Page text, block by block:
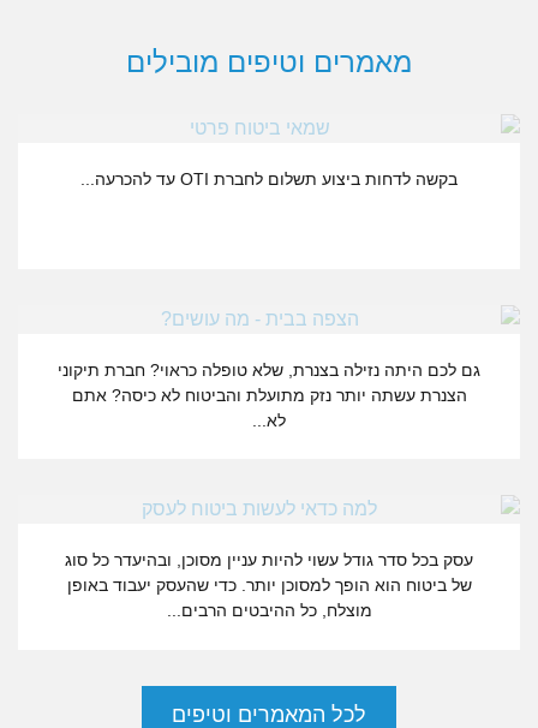
מאמרים וטיפים מובילים
בקשה לדחות ביצוע תשלום לחברת OTI עד להכרעה...
גם לכם היתה נזילה בצנרת, שלא טופלה כראוי? חברת תיקוני
הצנרת עשתה יותר נזק מתועלת והביטוח לא כיסה? אתם
לא...
עסק בכל סדר גודל עשוי להיות עניין מסוכן, ובהיעדר כל סוג
של ביטוח הוא הופך למסוכן יותר. כדי שהעסק יעבוד באופן
מוצלח, כל ההיבטים הרבים...
לכל המאמרים וטיפים